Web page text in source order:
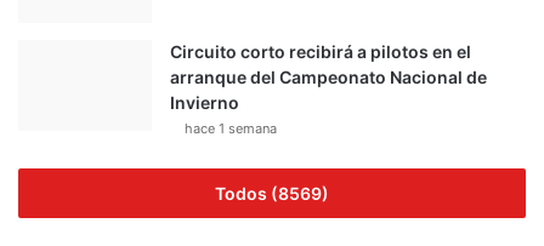
Circuito corto recibirá a pilotos en el
arranque del Campeonato Nacional de
Invierno
hace 1 semana
Todos (8569)